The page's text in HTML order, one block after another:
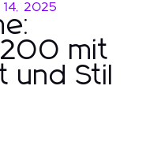
14, 2025
mit
und Stil